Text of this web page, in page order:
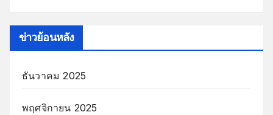
ข่าวย้อนหลัง
ธันวาคม 2025
พฤศจิกายน 2025